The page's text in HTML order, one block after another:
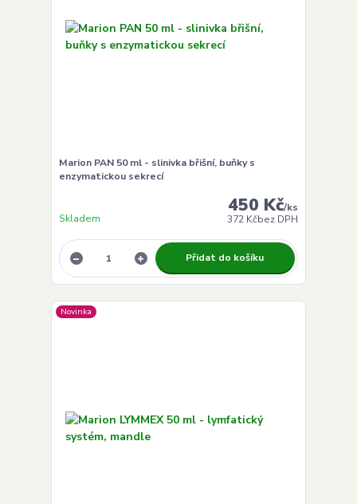
Marion PAN 50 ml - slinivka břišní, buňky s
enzymatickou sekrecí
450 Kč/ks
372 Kčbez DPH
Skladem
Přidat do košíku
Novinka